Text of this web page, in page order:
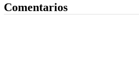
Comentarios